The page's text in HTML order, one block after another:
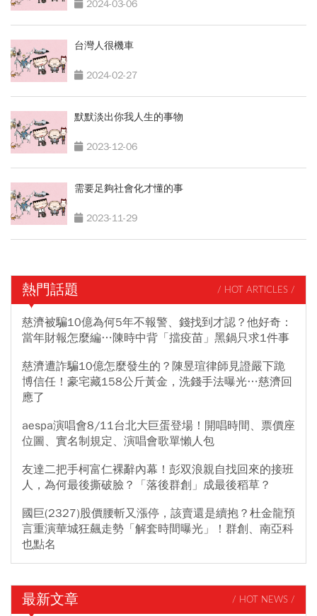
2024-03-06
台灣人很機車
2024-02-27
默默淡出你我人生的事物
2023-12-06
需要足夠社會化才懂的事
2023-11-29
熱門話題 / HOT ARTICLES /
慈濟被騙10億為何5年不報警、錢找到才認？他好奇：
當年財報怎麼編…陳時中背「擋疫苗」黑鍋只求1件事
慈濟遭詐騙10億怎麼發生的？陳昱瑄律師見證嚴下跪
博信任！豪宅藏158公斤黃金，洗錢手法曝光…慈濟回
應了
aespa演唱會8/11台北大巨蛋登場！開唱時間、票價座
位圖、實名制規定、演唱會歌單懶人包
友達二把手柯富仁裸辭內幕！彭双浪親自找回來的接班
人，為何最後撕破臉？「落後群創」成最後稻草？
國巨(2327)股價腰斬又漲停，該賣還是續抱？杜金龍預
言重演華城狂飆走勢「解套時間曝光」！群創、南亞科
也點名
最新文章 / HOT NEWS /